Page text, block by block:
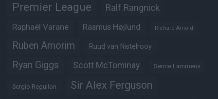
Premier League Ralf Rangnick
Raphaël Varane Rasmus Højlund Richard Arnold
Ruben Amorim Ruud van Nistelrooy
Ryan Giggs Scott McTominay Senne Lammens
Sergio Reguilon Sir Alex Ferguson